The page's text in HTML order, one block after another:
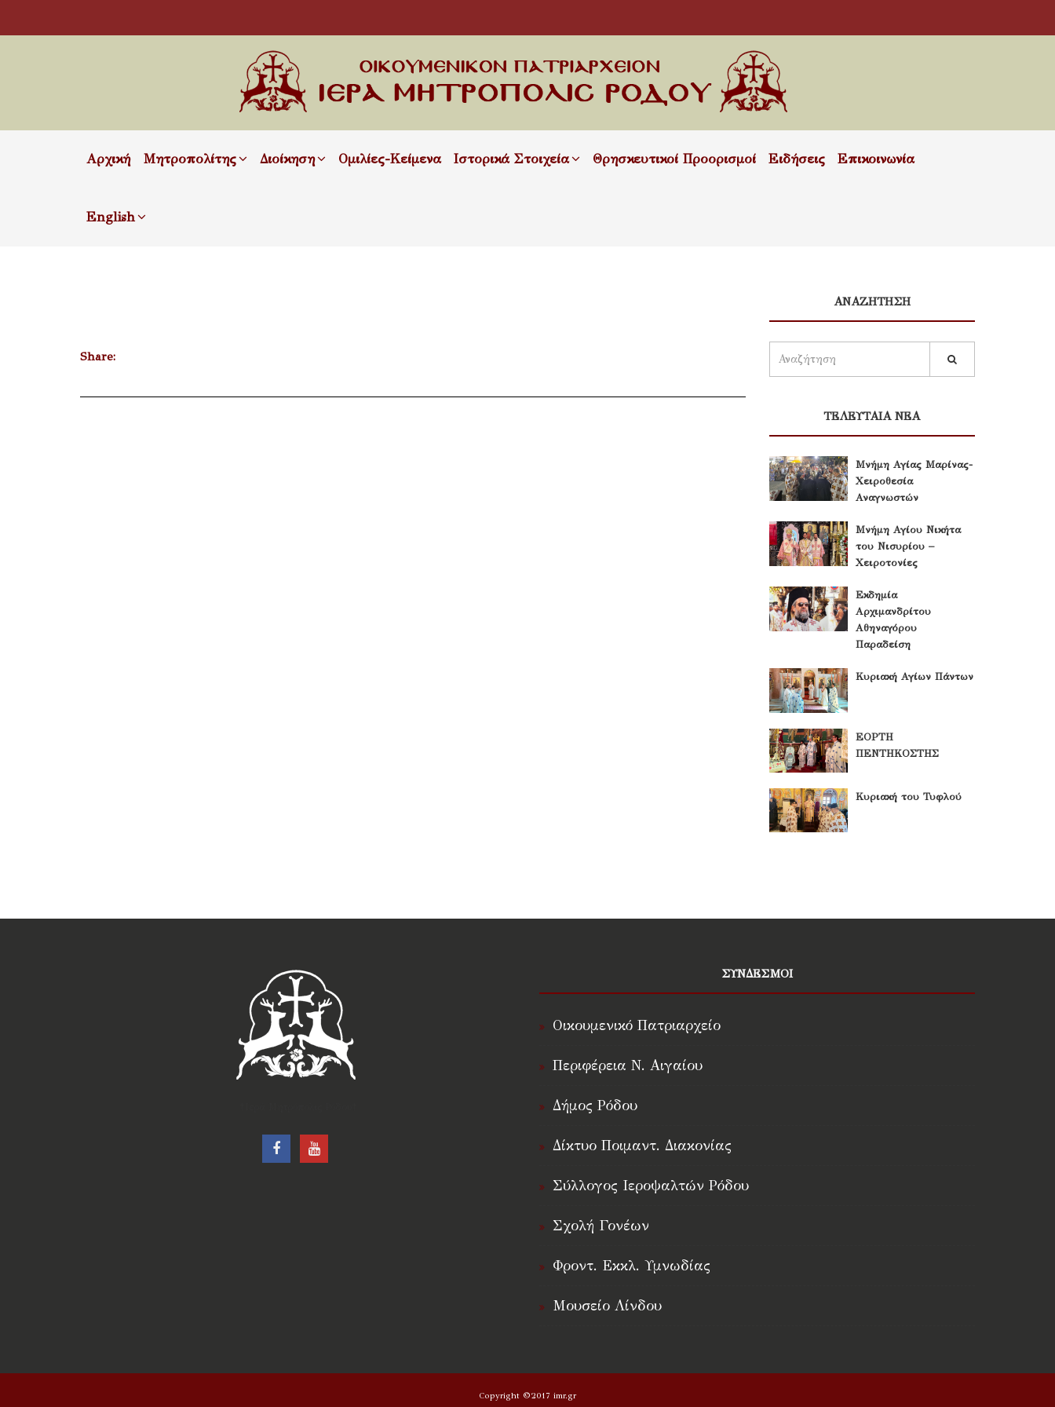
Αρχική Μητροπολίτης Διοίκηση Ομιλίες-Κείμενα Ιστορικά Στοιχεία Θρησκευτικοί Προορισμοί Ειδήσεις Επικοινωνία
English
Share:
ΑΝΑΖΗΤΗΣΗ
ΤΕΛΕΥΤΑΙΑ ΝΕΑ
Μνήμη Αγίας Μαρίνας-
Χειροθεσία
Αναγνωστών
Μνήμη Αγίου Νικήτα
του Νισυρίου –
Χειροτονίες
Εκδημία
Αρχιμανδρίτου
Αθηναγόρου
Παραδείση
Κυριακή Αγίων Πάντων
ΕΟΡΤΗ
ΠΕΝΤΗΚΟΣΤΗΣ
Κυριακή του Τυφλού
ΣΥΝΔΕΣΜΟΙ
Οικουμενικό Πατριαρχείο
Περιφέρεια Ν. Αιγαίου
Δήμος Ρόδου
Δίκτυο Ποιμαντ. Διακονίας
Σύλλογος Ιεροψαλτών Ρόδου
Σχολή Γονέων
Φροντ. Εκκλ. Υμνωδίας
Μουσείο Λίνδου
Copyright ©2017 imr.gr